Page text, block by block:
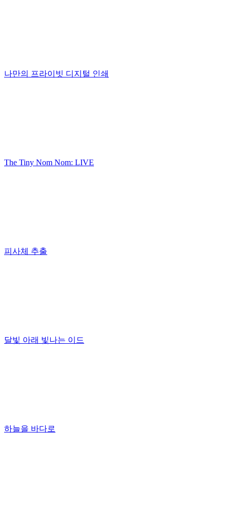
나만의 프라이빗 디지털 인쇄
The Tiny Nom Nom: LIVE
피사체 추출
달빛 아래 빛나는 이드
하늘을 바다로